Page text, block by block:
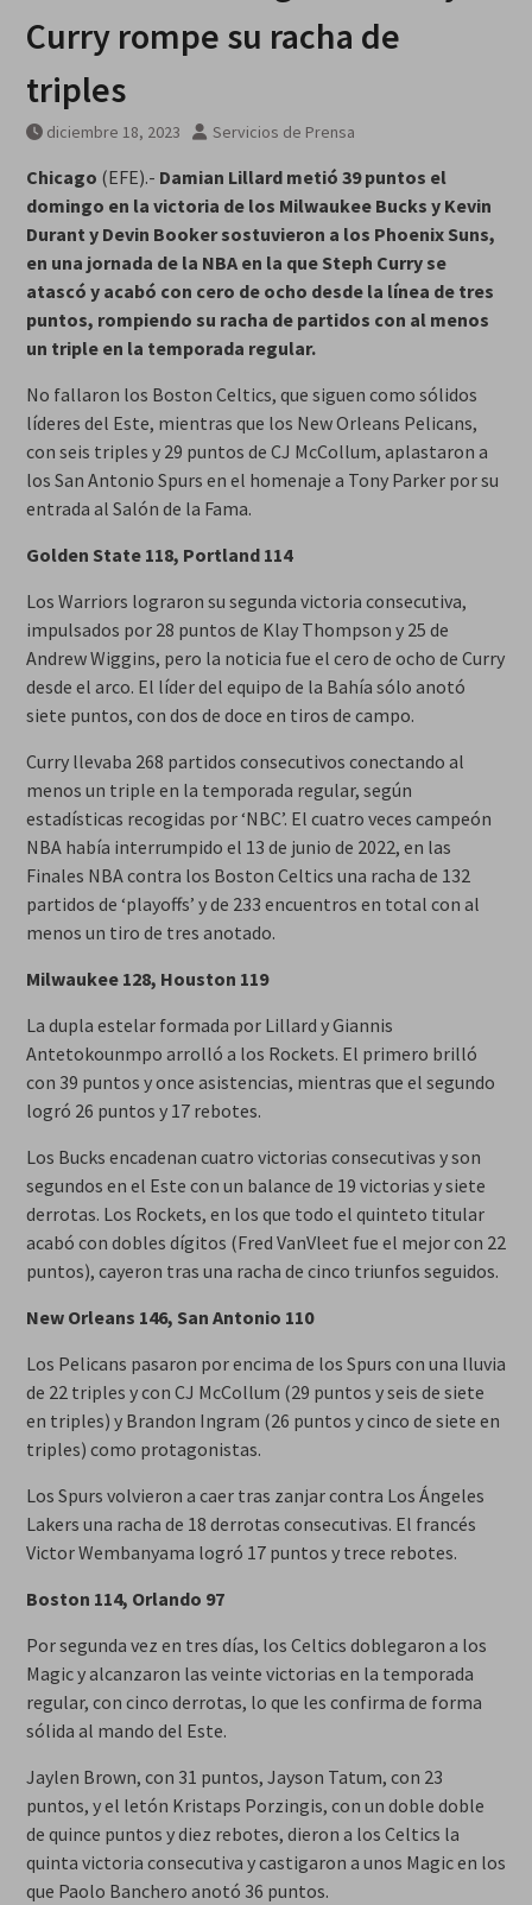
Curry rompe su racha de
triples
diciembre 18, 2023 Servicios de Prensa
Chicago (EFE).- Damian Lillard metió 39 puntos el
domingo en la victoria de los Milwaukee Bucks y Kevin
Durant y Devin Booker sostuvieron a los Phoenix Suns,
en una jornada de la NBA en la que Steph Curry se
atascó y acabó con cero de ocho desde la línea de tres
puntos, rompiendo su racha de partidos con al menos
un triple en la temporada regular.
No fallaron los Boston Celtics, que siguen como sólidos
líderes del Este, mientras que los New Orleans Pelicans,
con seis triples y 29 puntos de CJ McCollum, aplastaron a
los San Antonio Spurs en el homenaje a Tony Parker por su
entrada al Salón de la Fama.
Golden State 118, Portland 114
Los Warriors lograron su segunda victoria consecutiva,
impulsados por 28 puntos de Klay Thompson y 25 de
Andrew Wiggins, pero la noticia fue el cero de ocho de Curry
desde el arco. El líder del equipo de la Bahía sólo anotó
siete puntos, con dos de doce en tiros de campo.
Curry llevaba 268 partidos consecutivos conectando al
menos un triple en la temporada regular, según
estadísticas recogidas por ‘NBC’. El cuatro veces campeón
NBA había interrumpido el 13 de junio de 2022, en las
Finales NBA contra los Boston Celtics una racha de 132
partidos de ‘playoffs’ y de 233 encuentros en total con al
menos un tiro de tres anotado.
Milwaukee 128, Houston 119
La dupla estelar formada por Lillard y Giannis
Antetokounmpo arrolló a los Rockets. El primero brilló
con 39 puntos y once asistencias, mientras que el segundo
logró 26 puntos y 17 rebotes.
Los Bucks encadenan cuatro victorias consecutivas y son
segundos en el Este con un balance de 19 victorias y siete
derrotas. Los Rockets, en los que todo el quinteto titular
acabó con dobles dígitos (Fred VanVleet fue el mejor con 22
puntos), cayeron tras una racha de cinco triunfos seguidos.
New Orleans 146, San Antonio 110
Los Pelicans pasaron por encima de los Spurs con una lluvia
de 22 triples y con CJ McCollum (29 puntos y seis de siete
en triples) y Brandon Ingram (26 puntos y cinco de siete en
triples) como protagonistas.
Los Spurs volvieron a caer tras zanjar contra Los Ángeles
Lakers una racha de 18 derrotas consecutivas. El francés
Victor Wembanyama logró 17 puntos y trece rebotes.
Boston 114, Orlando 97
Por segunda vez en tres días, los Celtics doblegaron a los
Magic y alcanzaron las veinte victorias en la temporada
regular, con cinco derrotas, lo que les confirma de forma
sólida al mando del Este.
Jaylen Brown, con 31 puntos, Jayson Tatum, con 23
puntos, y el letón Kristaps Porzingis, con un doble doble
de quince puntos y diez rebotes, dieron a los Celtics la
quinta victoria consecutiva y castigaron a unos Magic en los
que Paolo Banchero anotó 36 puntos.